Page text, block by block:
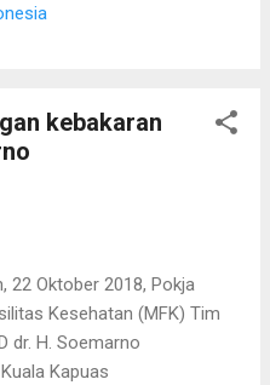
kebakaran
22 Oktober 2018, Pokja
Kesehatan (MFK) Tim
dr. H. Soemarno
Kapuas